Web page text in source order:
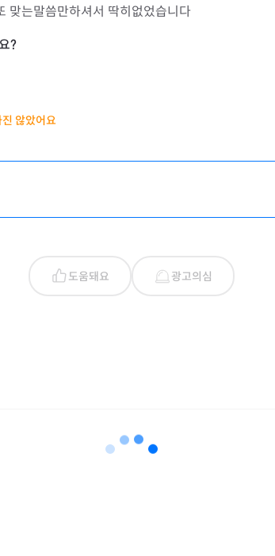
맞는말씀만하셔서 딱히없었습니다
않았어요
도움돼요 광고의심